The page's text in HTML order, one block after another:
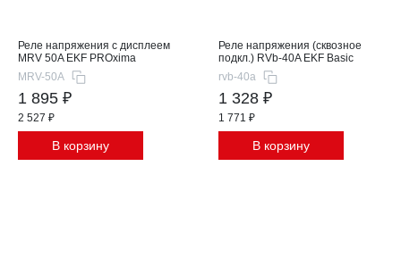
Реле напряжения с дисплеем
MRV 50A EKF PROxima
MRV-50A
1 895 ₽
2 527 ₽
В корзину
Реле напряжения (сквозное
подкл.) RVb-40A EKF Basic
rvb-40a
1 328 ₽
1 771 ₽
В корзину